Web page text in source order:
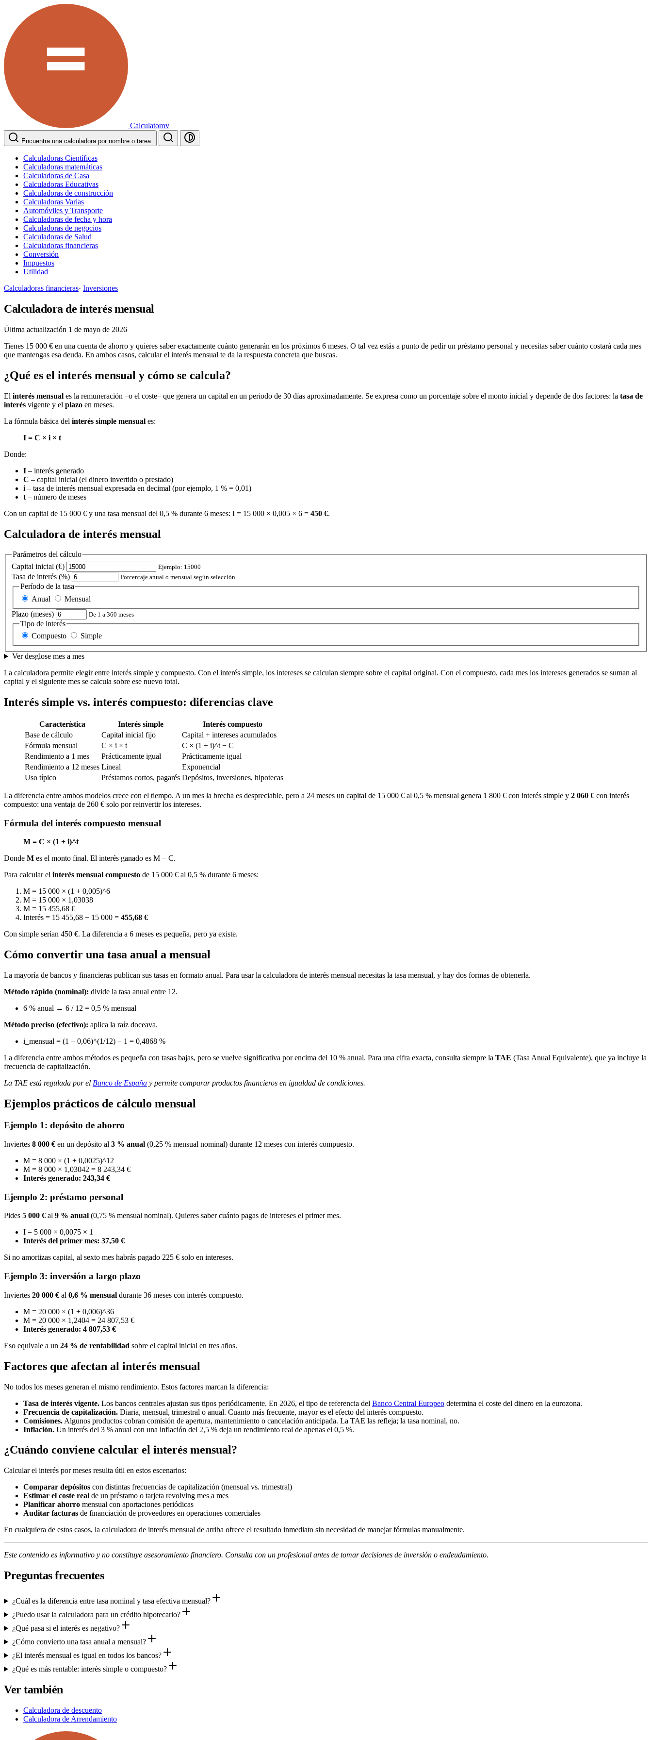
Calculatorov
Encuentra una calculadora por nombre o tarea.
Calculadoras Científicas
Calculadoras matemáticas
Calculadoras de Casa
Calculadoras Educativas
Calculadoras de construcción
Calculadoras Varias
Automóviles y Transporte
Calculadoras de fecha y hora
Calculadoras de negocios
Calculadoras de Salud
Calculadoras financieras
Conversión
Impuestos
Utilidad
Calculadoras financieras· Inversiones
Calculadora de interés mensual
Última actualización 1 de mayo de 2026
Tienes 15 000 € en una cuenta de ahorro y quieres saber exactamente cuánto generarán en los próximos 6 meses. O tal vez estás a punto de pedir un préstamo personal y necesitas saber cuánto costará cada mes
que mantengas esa deuda. En ambos casos, calcular el interés mensual te da la respuesta concreta que buscas.
¿Qué es el interés mensual y cómo se calcula?
El interés mensual es la remuneración –o el coste– que genera un capital en un periodo de 30 días aproximadamente. Se expresa como un porcentaje sobre el monto inicial y depende de dos factores: la tasa de
interés vigente y el plazo en meses.
La fórmula básica del interés simple mensual es:
I = C × i × t
Donde:
I – interés generado
C – capital inicial (el dinero invertido o prestado)
i – tasa de interés mensual expresada en decimal (por ejemplo, 1 % = 0,01)
t – número de meses
Con un capital de 15 000 € y una tasa mensual del 0,5 % durante 6 meses: I = 15 000 × 0,005 × 6 = 450 €.
Calculadora de interés mensual
Parámetros del cálculo
Capital inicial (€)
Ejemplo: 15000
Tasa de interés (%) Porcentaje anual o mensual según selección
Período de la tasa
Anual
Mensual
Plazo (meses)
De 1 a 360 meses
Tipo de interés
Compuesto
Simple
Ver desglose mes a mes
La calculadora permite elegir entre interés simple y compuesto. Con el interés simple, los intereses se calculan siempre sobre el capital original. Con el compuesto, cada mes los intereses generados se suman al
capital y el siguiente mes se calcula sobre ese nuevo total.
Interés simple vs. interés compuesto: diferencias clave
Característica Interés simple
Interés compuesto
Base de cálculo
Capital inicial fijo
Capital + intereses acumulados
Fórmula mensual
C × i × t
C × (1 + i)^t − C
Rendimiento a 1 mes
Prácticamente igual
Prácticamente igual
Rendimiento a 12 meses Lineal
Exponencial
Uso típico
Préstamos cortos, pagarés Depósitos, inversiones, hipotecas
La diferencia entre ambos modelos crece con el tiempo. A un mes la brecha es despreciable, pero a 24 meses un capital de 15 000 € al 0,5 % mensual genera 1 800 € con interés simple y 2 060 € con interés
compuesto: una ventaja de 260 € solo por reinvertir los intereses.
Fórmula del interés compuesto mensual
M = C × (1 + i)^t
Donde M es el monto final. El interés ganado es M − C.
Para calcular el interés mensual compuesto de 15 000 € al 0,5 % durante 6 meses:
M = 15 000 × (1 + 0,005)^6
M = 15 000 × 1,03038
M = 15 455,68 €
Interés = 15 455,68 − 15 000 = 455,68 €
Con simple serían 450 €. La diferencia a 6 meses es pequeña, pero ya existe.
Cómo convertir una tasa anual a mensual
La mayoría de bancos y financieras publican sus tasas en formato anual. Para usar la calculadora de interés mensual necesitas la tasa mensual, y hay dos formas de obtenerla.
Método rápido (nominal): divide la tasa anual entre 12.
6 % anual → 6 / 12 = 0,5 % mensual
Método preciso (efectivo): aplica la raíz doceava.
i_mensual = (1 + 0,06)^(1/12) − 1 = 0,4868 %
La diferencia entre ambos métodos es pequeña con tasas bajas, pero se vuelve significativa por encima del 10 % anual. Para una cifra exacta, consulta siempre la TAE (Tasa Anual Equivalente), que ya incluye la
frecuencia de capitalización.
La TAE está regulada por el Banco de España y permite comparar productos financieros en igualdad de condiciones.
Ejemplos prácticos de cálculo mensual
Ejemplo 1: depósito de ahorro
Inviertes 8 000 € en un depósito al 3 % anual (0,25 % mensual nominal) durante 12 meses con interés compuesto.
M = 8 000 × (1 + 0,0025)^12
M = 8 000 × 1,03042 = 8 243,34 €
Interés generado: 243,34 €
Ejemplo 2: préstamo personal
Pides 5 000 € al 9 % anual (0,75 % mensual nominal). Quieres saber cuánto pagas de intereses el primer mes.
I = 5 000 × 0,0075 × 1
Interés del primer mes: 37,50 €
Si no amortizas capital, al sexto mes habrás pagado 225 € solo en intereses.
Ejemplo 3: inversión a largo plazo
Inviertes 20 000 € al 0,6 % mensual durante 36 meses con interés compuesto.
M = 20 000 × (1 + 0,006)^36
M = 20 000 × 1,2404 = 24 807,53 €
Interés generado: 4 807,53 €
Eso equivale a un 24 % de rentabilidad sobre el capital inicial en tres años.
Factores que afectan al interés mensual
No todos los meses generan el mismo rendimiento. Estos factores marcan la diferencia:
Tasa de interés vigente. Los bancos centrales ajustan sus tipos periódicamente. En 2026, el tipo de referencia del Banco Central Europeo determina el coste del dinero en la eurozona.
Frecuencia de capitalización. Diaria, mensual, trimestral o anual. Cuanto más frecuente, mayor es el efecto del interés compuesto.
Comisiones. Algunos productos cobran comisión de apertura, mantenimiento o cancelación anticipada. La TAE las refleja; la tasa nominal, no.
Inflación. Un interés del 3 % anual con una inflación del 2,5 % deja un rendimiento real de apenas el 0,5 %.
¿Cuándo conviene calcular el interés mensual?
Calcular el interés por meses resulta útil en estos escenarios:
Comparar depósitos con distintas frecuencias de capitalización (mensual vs. trimestral)
Estimar el coste real de un préstamo o tarjeta revolving mes a mes
Planificar ahorro mensual con aportaciones periódicas
Auditar facturas de financiación de proveedores en operaciones comerciales
En cualquiera de estos casos, la calculadora de interés mensual de arriba ofrece el resultado inmediato sin necesidad de manejar fórmulas manualmente.
Este contenido es informativo y no constituye asesoramiento financiero. Consulta con un profesional antes de tomar decisiones de inversión o endeudamiento.
Preguntas frecuentes
¿Cuál es la diferencia entre tasa nominal y tasa efectiva mensual?
¿Puedo usar la calculadora para un crédito hipotecario?
¿Qué pasa si el interés es negativo?
¿Cómo convierto una tasa anual a mensual?
¿El interés mensual es igual en todos los bancos?
¿Qué es más rentable: interés simple o compuesto?
Ver también
Calculadora de descuento
Calculadora de Arrendamiento